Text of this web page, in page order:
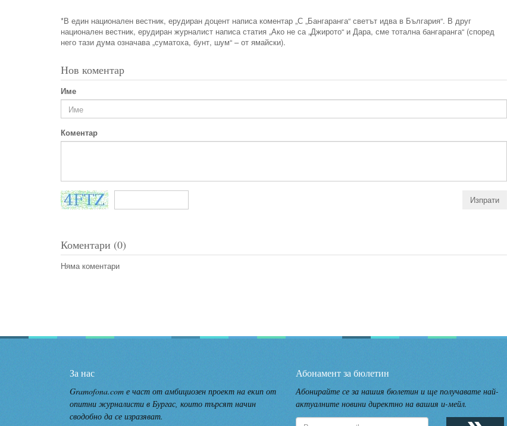
*В един национален вестник, ерудиран доцент написа коментар „С „Бангаранга“ светът идва в България“. В друг
национален вестник, ерудиран журналист написа статия „Ако не са „Джирото“ и Дара, сме тотална бангаранга“ (според
него тази дума означава „суматоха, бунт, шум“ – от ямайски).
Нов коментар
Име
Коментар
Коментари (0)
Няма коментари
За нас
Gramofona.com е част от амбициозен проект на екип от
опитни журналисти в Бургас, които търсят начин
сводобно да се изразяват.
Абонамент за бюлетин
Абонирайте се за нашия бюлетин и ще получавате най-
актуалните новини директно на вашия и-мейл.